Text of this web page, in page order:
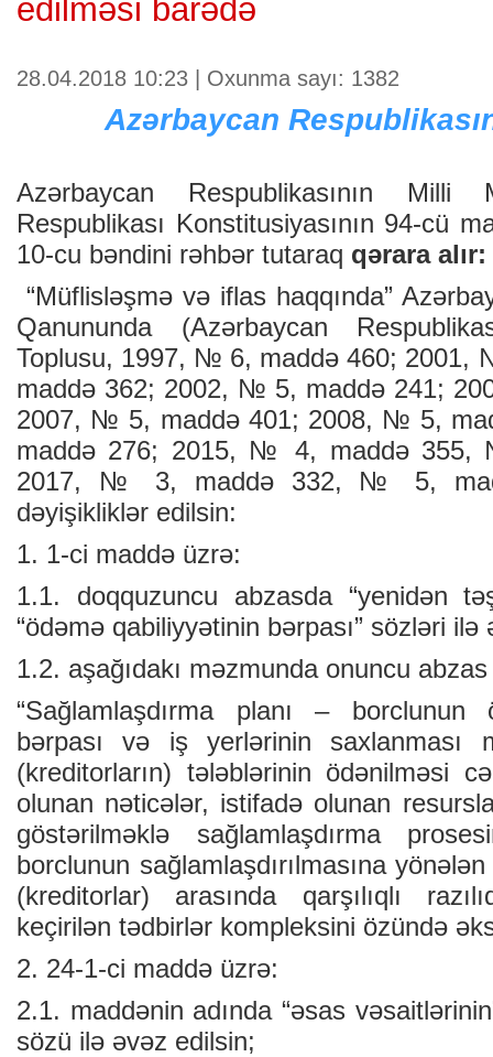
edilməsi barədə
28.04.2018 10:23 | Oxunma sayı: 1382
Azərbaycan
Azərbaycan Respublikasının Milli
Respublikası Konstitusiyasının 94-cü
10-cu bəndini rəhbər tutaraq qərara alır:
“Müflisləşmə və iflas haqqında”
Qanununda (Azərbaycan
Toplusu, 1997, № 6, maddə 460;
maddə 362; 2002, № 5, maddə 241;
2007, № 5, maddə 401; 2008, № 5,
maddə 276; 2015, № 4, maddə 355,
2017, № 3, maddə 332, № 5,
dəyişikliklər edilsin:
1. 1-ci maddə üzrə:
1.1. doqquzuncu abzasda “yenidən
“ödəmə qabiliyyətinin bərpası” sözləri ilə
1.2. aşağıdakı məzmunda onuncu
“Sağlamlaşdırma planı – borclunun
bərpası və iş yerlərinin saxlanması
(kreditorların) tələblərinin ödənilməsi
olunan nəticələr, istifadə olunan
göstərilməklə sağlamlaşdırma
borclunun sağlamlaşdırılmasına
(kreditorlar) arasında qarşılıqlı
keçirilən tədbirlər kompleksini özündə
2. 24-1-ci maddə üzrə:
2.1. maddənin adında “əsas
sözü ilə əvəz edilsin;